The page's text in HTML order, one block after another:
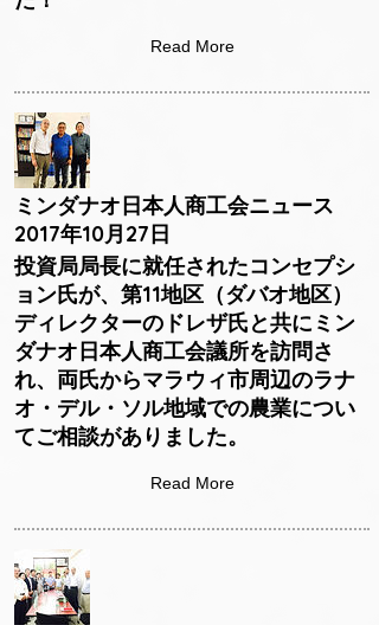
Read More
ミンダナオ日本人商工会ニュース
2017年10月27日
投資局局長に就任されたコンセプシ
ョン氏が、第11地区（ダバオ地区）
ディレクターのドレザ氏と共にミン
ダナオ日本人商工会議所を訪問さ
れ、両氏からマラウィ市周辺のラナ
オ・デル・ソル地域での農業につい
てご相談がありました。
Read More